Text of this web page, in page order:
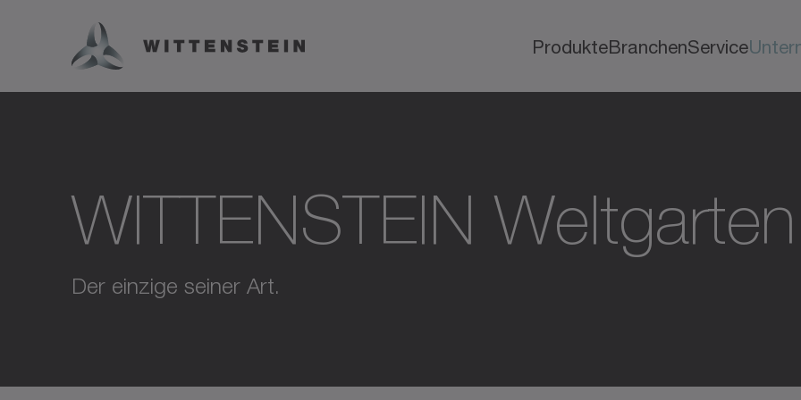
ProdukteBranchenService
WITTENSTEIN Weltgarten
Der einzige seiner Art.